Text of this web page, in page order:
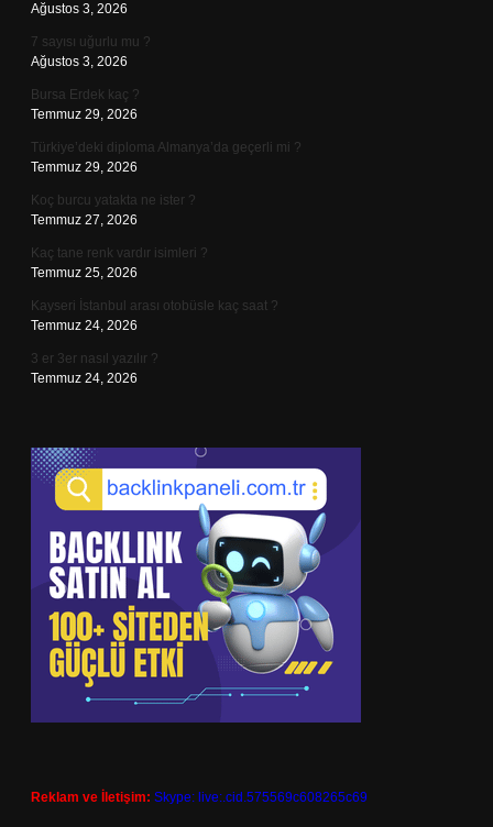
Ağustos 3, 2026
7 sayısı uğurlu mu ?
Ağustos 3, 2026
Bursa Erdek kaç ?
Temmuz 29, 2026
Türkiye’deki diploma Almanya’da geçerli mi ?
Temmuz 29, 2026
Koç burcu yatakta ne ister ?
Temmuz 27, 2026
Kaç tane renk vardır isimleri ?
Temmuz 25, 2026
Kayseri İstanbul arası otobüsle kaç saat ?
Temmuz 24, 2026
3 er 3er nasıl yazılır ?
Temmuz 24, 2026
Reklam ve İletişim: Skype: live:.cid.575569c608265c69